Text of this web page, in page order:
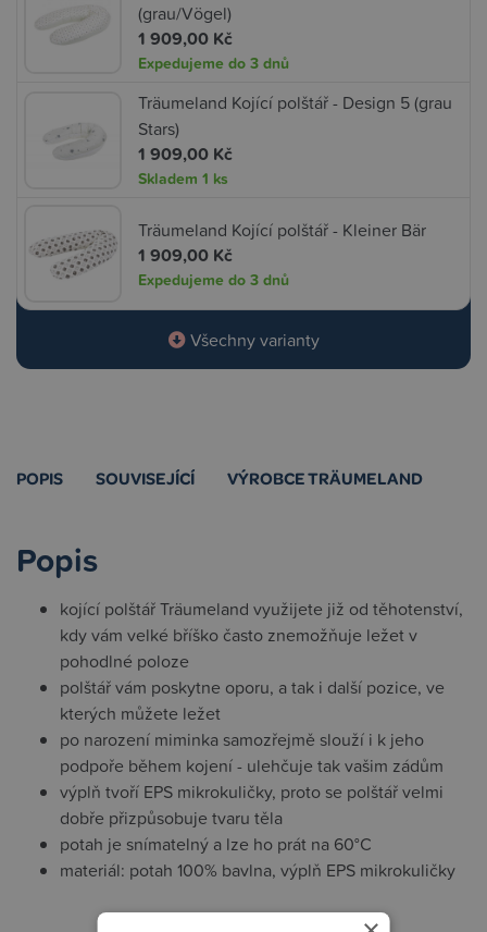
(grau/Vögel)
1 909,00 Kč
Expedujeme do 3 dnů
Träumeland Kojící polštář - Design 5 (grau
Stars)
1 909,00 Kč
Skladem 1 ks
Träumeland Kojící polštář - Kleiner Bär
1 909,00 Kč
Expedujeme do 3 dnů
Všechny varianty
POPIS SOUVISEJÍCÍ VÝROBCE TRÄUMELAND
Popis
kojící polštář Träumeland využijete již od těhotenství,
kdy vám velké bříško často znemožňuje ležet v
pohodlné poloze
polštář vám poskytne oporu, a tak i další pozice, ve
kterých můžete ležet
po narození miminka samozřejmě slouží i k jeho
podpoře během kojení - ulehčuje tak vašim zádům
výplň tvoří EPS mikrokuličky, proto se polštář velmi
dobře přizpůsobuje tvaru těla
potah je snímatelný a lze ho prát na 60°C
materiál: potah 100% bavlna, výplň EPS mikrokuličky